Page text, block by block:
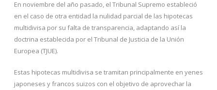
En noviembre del año pasado, el Tribunal Supremo estableció
en el caso de otra entidad la nulidad parcial de las hipotecas
multidivisa por su falta de transparencia, adaptando así la
doctrina establecida por el Tribunal de Justicia de la Unión
Europea (TJUE).
Estas hipotecas multidivisa se tramitan principalmente en yenes
japoneses y francos suizos con el objetivo de aprovechar la